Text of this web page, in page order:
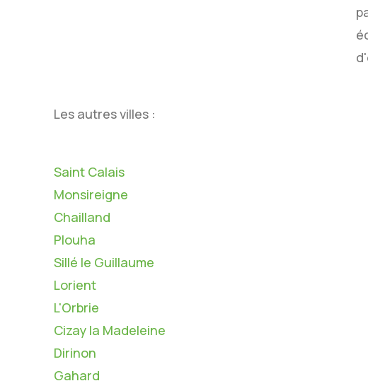
Les autres villes :
Saint Calais
Monsireigne
Chailland
Plouha
Sillé le Guillaume
Lorient
L'Orbrie
Cizay la Madeleine
Dirinon
Gahard